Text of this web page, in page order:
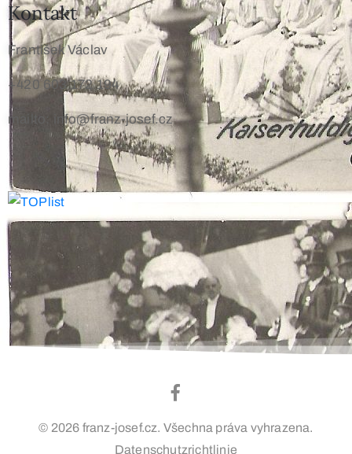
Kontakt
František Václav
+420 603 172 194
mailto: info@franz-josef.cz
© 2026 franz-josef.cz. Všechna práva vyhrazena.
Datenschutzrichtlinie